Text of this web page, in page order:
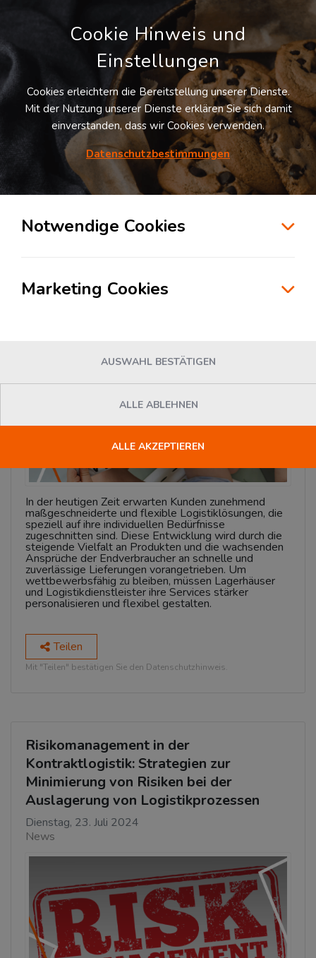
Suche
Logistiklösungen
In der heutigen Zeit erwarten Kunden zunehmend
maßgeschneiderte und flexible Logistiklösungen, die
speziell auf ihre individuellen Bedürfnisse
zugeschnitten sind. Diese Entwicklung wird durch die
steigende Vielfalt an Produkten und die wachsenden
Ansprüche der Endverbraucher an schnelle und
zuverlässige Lieferungen vorangetrieben. Um
wettbewerbsfähig zu bleiben, müssen Lagerhäuser
und Logistikdienstleister ihre Services stärker
personalisieren und flexibel gestalten.
Teilen
Mit "Teilen" bestätigen Sie den Datenschutzhinweis.
Risikomanagement in der
Kontraktlogistik: Strategien zur
Minimierung von Risiken bei der
Auslagerung von Logistikprozessen
Dienstag, 23. Juli 2024
News
Cookie Hinweis und
Einstellungen
Cookies erleichtern die Bereitstellung unserer Dienste.
Mit der Nutzung unserer Dienste erklären Sie sich damit
einverstanden, dass wir Cookies verwenden.
Datenschutzbestimmungen
Notwendige Cookies
Marketing Cookies
AUSWAHL BESTÄTIGEN
ALLE ABLEHNEN
ALLE AKZEPTIEREN